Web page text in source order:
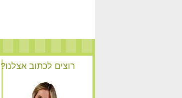
רוצים לכתוב אצלנו?